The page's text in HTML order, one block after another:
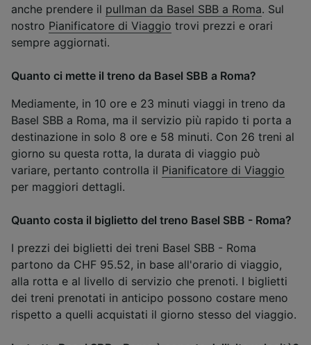
anche prendere il pullman da Basel SBB a Roma. Sul
nostro Pianificatore di Viaggio trovi prezzi e orari
sempre aggiornati.
Quanto ci mette il treno da Basel SBB a Roma?
Mediamente, in 10 ore e 23 minuti viaggi in treno da
Basel SBB a Roma, ma il servizio più rapido ti porta a
destinazione in solo 8 ore e 58 minuti. Con 26 treni al
giorno su questa rotta, la durata di viaggio può
variare, pertanto controlla il Pianificatore di Viaggio
per maggiori dettagli.
Quanto costa il biglietto del treno Basel SBB - Roma?
I prezzi dei biglietti dei treni Basel SBB - Roma
partono da CHF 95.52, in base all'orario di viaggio,
alla rotta e al livello di servizio che prenoti. I biglietti
dei treni prenotati in anticipo possono costare meno
rispetto a quelli acquistati il giorno stesso del viaggio.